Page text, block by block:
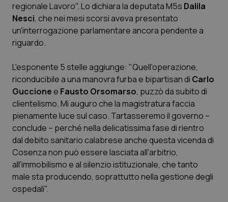
Lettere al direttore
Edizioni Regionali
QS Pro
Professionisti Sanitari.AI
Abruzzo
Basilicata
Calabria
QS Pro Gold
Artrite & artrosi
Asma & BPCO
QS Club Newsletter
regionale Lavoro". Lo dichiara la deputata M5s Dalila
Nesci, che nei mesi scorsi aveva presentato
un'interrogazione parlamentare ancora pendente a
riguardo.
L'esponente 5 stelle aggiunge: "Quell'operazione,
riconducibile a una manovra furba e bipartisan di Carlo
Guccionee Fausto Orsomarso, puzzò da subito di
clientelismo. Mi auguro che la magistratura faccia
pienamente luce sul caso. Tartasseremo il governo –
conclude – perché nella delicatissima fase di rientro
dal debito sanitario calabrese anche questa vicenda di
Cosenza non può essere lasciata all'arbitrio,
all'immobilismo e al silenzio istituzionale, che tanto
male sta producendo, soprattutto nella gestione degli
ospedali".